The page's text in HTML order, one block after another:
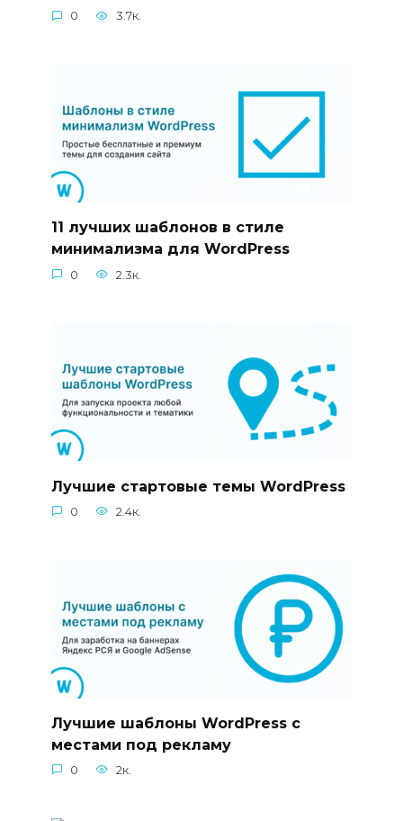
0 3.7к.
11 лучших шаблонов в стиле
минимализма для WordPress
0 2.3к.
Лучшие стартовые темы WordPress
0 2.4к.
Лучшие шаблоны WordPress с
местами под рекламу
0 2к.